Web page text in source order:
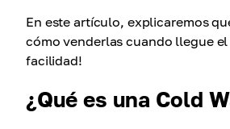
En este artículo, explicaremos
cómo venderlas cuando llegue
facilidad!
¿Qué es una Cold